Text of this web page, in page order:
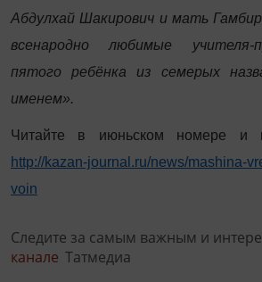
Абдулхай Шакирович и мать
всенародно любимые
пятого ребёнка из семерых
именем».
Читайте в июньском номере и
http://kazan-journal.ru/news/mashina-
voin
Следите за самым важным и
канале Татмедиа